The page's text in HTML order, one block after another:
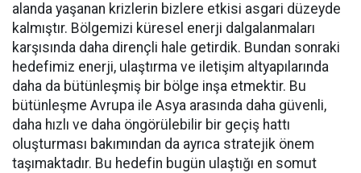
alanda yaşanan krizlerin bizlere etkisi asgari düzeyde
kalmıştır. Bölgemizi küresel enerji dalgalanmaları
karşısında daha dirençli hale getirdik. Bundan sonraki
hedefimiz enerji, ulaştırma ve iletişim altyapılarında
daha da bütünleşmiş bir bölge inşa etmektir. Bu
bütünleşme Avrupa ile Asya arasında daha güvenli,
daha hızlı ve daha öngörülebilir bir geçiş hattı
oluşturması bakımından da ayrıca stratejik önem
taşımaktadır. Bu hedefin bugün ulaştığı en somut